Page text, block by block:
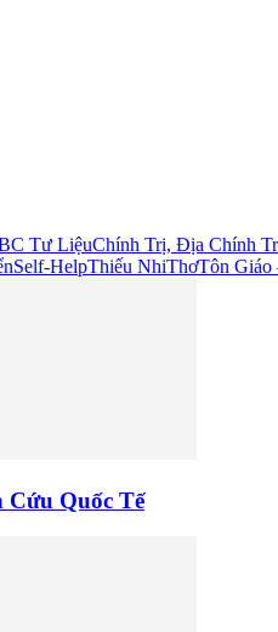
Tư LiệuChính Trị, Địa Chính
Self-HelpThiếu NhiThơTôn Giáo
Cứu Quốc Tế